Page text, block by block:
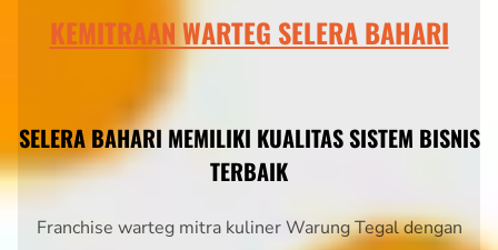
KEMITRAAN WARTEG SELERA BAHARI
SELERA BAHARI MEMILIKI KUALITAS SISTEM BISNIS
TERBAIK
Franchise warteg mitra kuliner Warung Tegal dengan